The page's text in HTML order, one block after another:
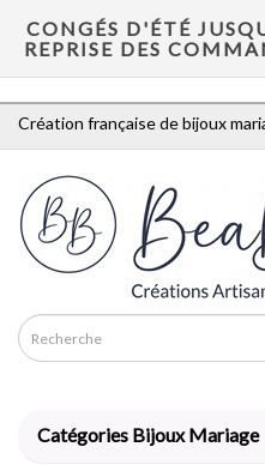
CONGÉS D'ÉTÉ
REPRISE DES
Création française de bijoux
Catégories Bijoux Mariage